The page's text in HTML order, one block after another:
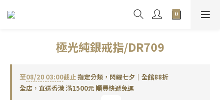
極光純銀戒指/DR709
至08/20 03:00截止指定分類，閃耀七夕｜全館88折
全店，直送香港 滿1500元 順豐快遞免運